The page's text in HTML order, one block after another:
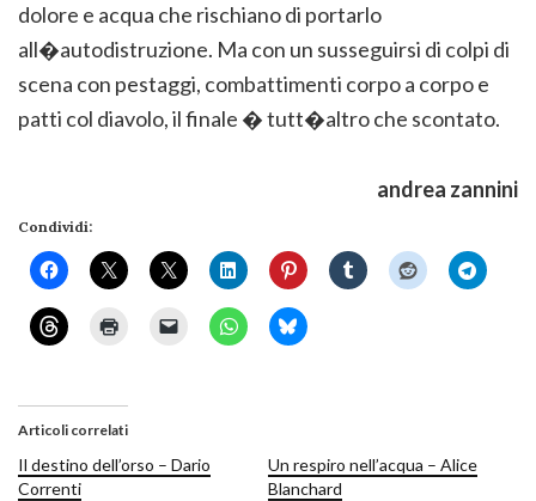
dolore e acqua che rischiano di portarlo
all�autodistruzione. Ma con un susseguirsi di colpi di
scena con pestaggi, combattimenti corpo a corpo e
patti col diavolo, il finale � tutt�altro che scontato.
andrea zannini
Condividi:
Articoli correlati
Il destino dell’orso – Dario
Correnti
Un respiro nell’acqua – Alice
Blanchard